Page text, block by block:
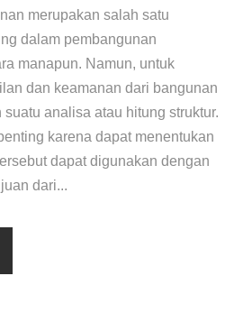
merupakan salah satu
dalam pembangunan
manapun. Namun, untuk
dan keamanan dari bangunan
analisa atau hitung struktur.
karena dapat menentukan
dapat digunakan dengan
dari...